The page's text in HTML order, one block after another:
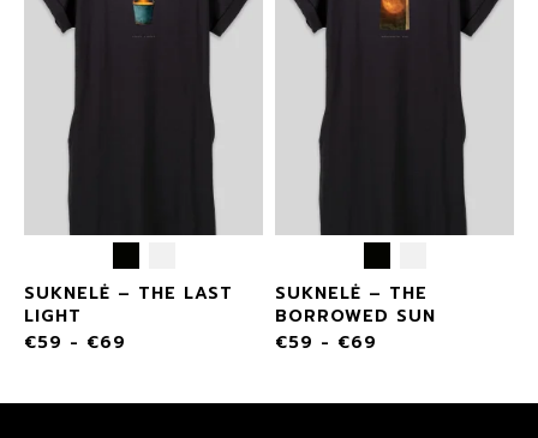
SUKNELĖ – THE LAST
LIGHT
€59 - €69
SUKNELĖ – THE
BORROWED SUN
€59 - €69